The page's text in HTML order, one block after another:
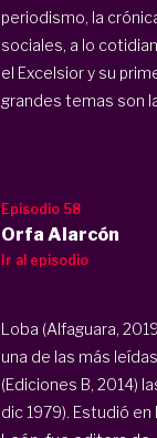
periodismo, la
sociales, a lo
el Excelsior y su
grandes temas son
Episodio 58
Orfa Alarcón
Ir al episodio
Loba (Alfaguara,
una de las más
(Ediciones B, 2014)
dic 1979). Estudió